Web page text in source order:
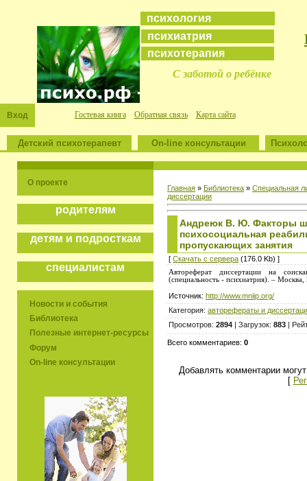
психология
психиатрия
психотерапия
С заботой о ребёнке
Вход Гостевая книга Обратная связь Карта сайта
Детский психотерапевт On-line консультации
О проекте
родителям
детям и подросткам
специалистам
Новости и события
Библиотека
Полезные интернет-ресурсы
Форум
On-line консультации
Главная » Библиотека » Специальная
диссертации
Андреюк В. Ю. Факторы
психосоциальная
пропускающих занятия
[ Скачать с сервера (176.0 Kb) ]
Автореферат диссертации на
(специальность - психиатрия). – Москва,
Источник: http://www.mniip.org/
Категория: авторефераты и
Просмотров: 2894 | Загрузок: 883 |
Всего комментариев: 0
Добавлять комментарии
[